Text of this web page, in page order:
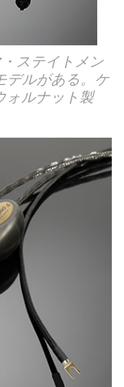
ステイトメン
デルがある。ケ
ォルナット製